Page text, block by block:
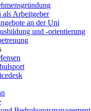
Arbeitgeber
an der Uni
und -orientierung